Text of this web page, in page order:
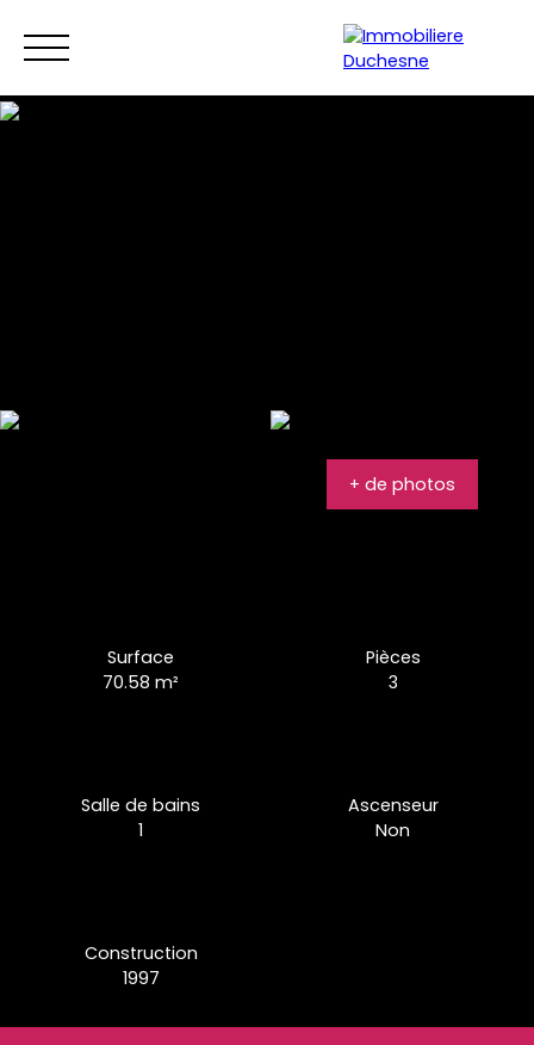
+ de photos
Surface
70.58m²
Pièces
3
Salle de bains
1
Ascenseur
Non
Construction
1997